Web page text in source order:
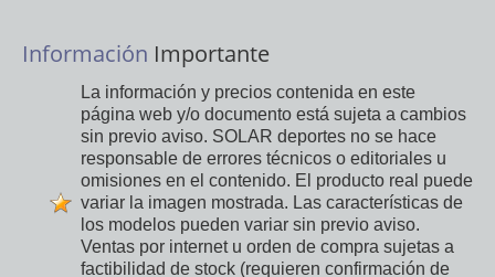
Información Importante
La información y precios contenida en este
página web y/o documento está sujeta a cambios
sin previo aviso. SOLAR deportes no se hace
responsable de errores técnicos o editoriales u
omisiones en el contenido. El producto real puede
variar la imagen mostrada. Las características de
los modelos pueden variar sin previo aviso.
Ventas por internet u orden de compra sujetas a
factibilidad de stock (requieren confirmación de